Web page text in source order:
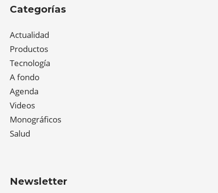
Categorías
Actualidad
Productos
Tecnología
A fondo
Agenda
Videos
Monográficos
Salud
Newsletter